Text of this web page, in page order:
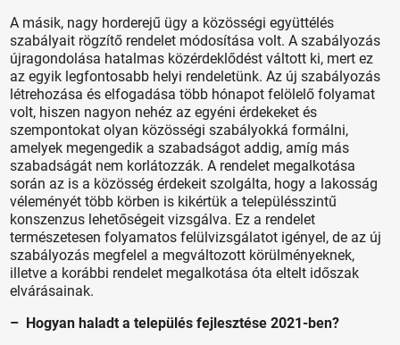
A másik, nagy horderejű ügy a közösségi együttélés
szabályait rögzítő rendelet módosítása volt. A szabályozás
újragondolása hatalmas közérdeklődést váltott ki, mert ez
az egyik legfontosabb helyi rendeletünk. Az új szabályozás
létrehozása és elfogadása több hónapot felölelő folyamat
volt, hiszen nagyon nehéz az egyéni érdekeket és
szempontokat olyan közösségi szabályokká formálni,
amelyek megengedik a szabadságot addig, amíg más
szabadságát nem korlátozzák. A rendelet megalkotása
során az is a közösség érdekeit szolgálta, hogy a lakosság
véleményét több körben is kikértük a településszintű
konszenzus lehetőségeit vizsgálva. Ez a rendelet
természetesen folyamatos felülvizsgálatot igényel, de az új
szabályozás megfelel a megváltozott körülményeknek,
illetve a korábbi rendelet megalkotása óta eltelt időszak
elvárásainak.
– Hogyan haladt a település fejlesztése 2021-ben?